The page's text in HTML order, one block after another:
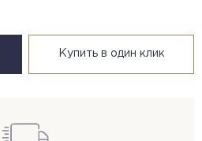
Купить в один клик